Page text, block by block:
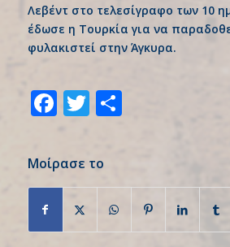
Λεβέντ στο τελεσίγραφο των 10
έδωσε η Τουρκία για να
φυλακιστεί στην Άγκυρα.
Facebook
Twitter
Share
Μοίρασε το